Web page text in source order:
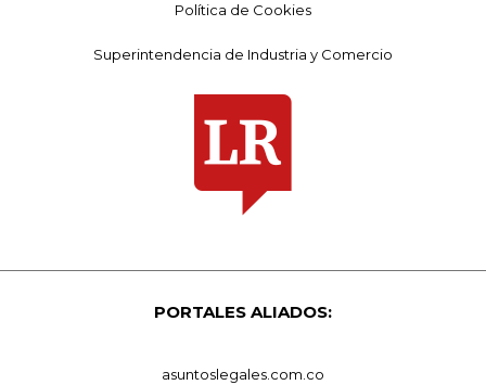
Política de Cookies
Superintendencia de Industria y Comercio
PORTALES ALIADOS:
asuntoslegales.com.co